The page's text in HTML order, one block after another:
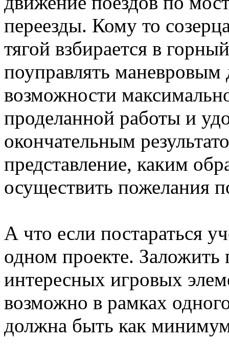
переезды. Кому то
тягой взбирается в
поуправлять
возможности
проделанной работы и
окончательным
представление, каким
осуществить пожелания
А что если постараться
одном проекте.
интересных игровых
возможно в рамках
должна быть как